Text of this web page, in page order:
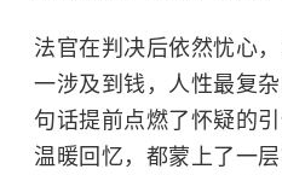
法官在判决后依然忧心
一涉及到钱，人性最复
句话提前点燃了怀疑的
温暖回忆，都蒙上了一